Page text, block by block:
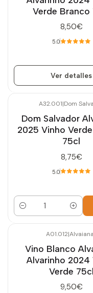
Verde Branco
8,50€
5.0
Ver detalles
A32.001|Dom
Dom Salvador
2025 Vinho
75cl
8,75€
5.0
Cantidad
A01.012|
Vino Blanco
Alvarinho 2024
Verde 75cl
9,50€